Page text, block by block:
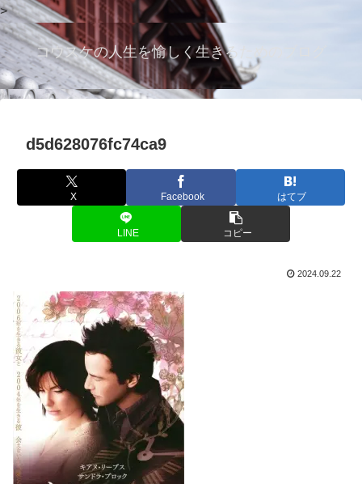
>
コウスケの人生を愉しく生きるためのブログ
d5d628076fc74ca9
X Facebook はてブ
LINE コピー
2024.09.22